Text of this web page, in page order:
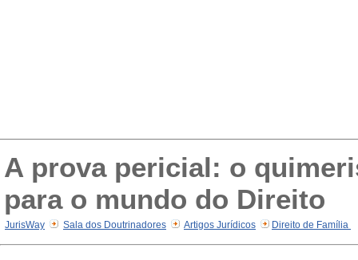
A prova pericial: o
para o mundo do Direito
JurisWay Sala dos Doutrinadores Artigos Jurídicos Direito de Família